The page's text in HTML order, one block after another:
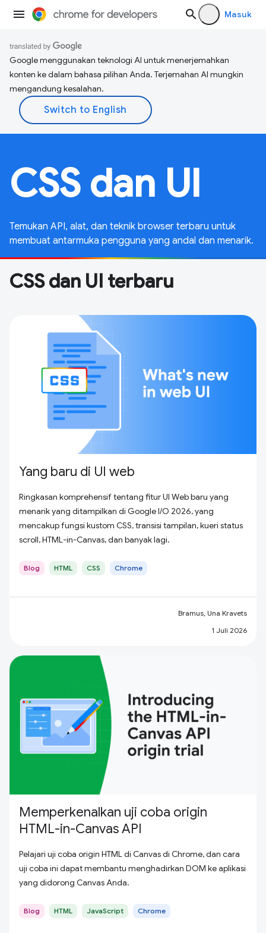
Masuk
Google menggunakan teknologi AI untuk menerjemahkan
konten ke dalam bahasa pilihan Anda. Terjemahan AI mungkin
mengandung kesalahan.
CSS dan UI
Temukan API, alat, dan teknik browser terbaru untuk
membuat antarmuka pengguna yang andal dan menarik.
CSS dan UI terbaru
Yang baru di UI web
Ringkasan komprehensif tentang fitur UI Web baru yang
menarik yang ditampilkan di Google I/O 2026, yang
mencakup fungsi kustom CSS, transisi tampilan, kueri status
scroll, HTML-in-Canvas, dan banyak lagi.
Blog HTML CSS Chrome
Bramus, Una Kravets
1 Juli 2026
Memperkenalkan uji coba origin
HTML-in-Canvas API
Pelajari uji coba origin HTML di Canvas di Chrome, dan cara
uji coba ini dapat membantu menghadirkan DOM ke aplikasi
yang didorong Canvas Anda.
Blog HTML JavaScript Chrome